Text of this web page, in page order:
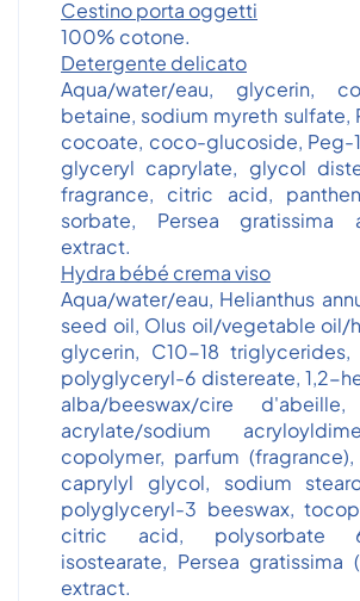
Cestino porta oggetti
100% cotone.
Detergente delicato
Aqua/water/eau, glycerin,
betaine, sodium myreth sulfate,
cocoate, coco-glucoside, Peg-
glyceryl caprylate, glycol
fragrance, citric acid,
sorbate, Persea gratissima
extract.
Hydra bébé crema viso
Aqua/water/eau, Helianthus
seed oil, Olus oil/vegetable oil/
glycerin, C10-18
polyglyceryl-6 distereate, 1,2-
alba/beeswax/cire d'abeille,
acrylate/sodium
copolymer, parfum
caprylyl glycol, sodium
polyglyceryl-3 beeswax,
citric acid, polysorbate
isostearate, Persea gratissima
extract.